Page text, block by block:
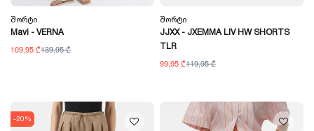
Შორტი
Mavi - VERNA
109,95 ₾139,95 ₾
Შორტი
JJXX - JXEMMA LIV HW SHORTS
TLR
99,95 ₾119,95 ₾
-20%